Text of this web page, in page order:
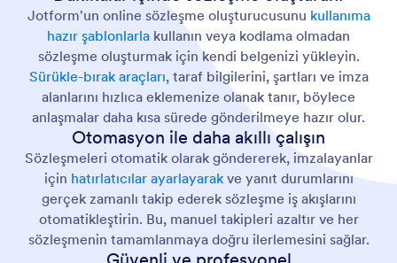
Jotform'un online sözleşme oluşturucusunu kullanıma
hazır şablonlarla kullanın veya kodlama olmadan
sözleşme oluşturmak için kendi belgenizi yükleyin.
Sürükle-bırak araçları, taraf bilgilerini, şartları ve imza
alanlarını hızlıca eklemenize olanak tanır, böylece
anlaşmalar daha kısa sürede gönderilmeye hazır olur.
Otomasyon ile daha akıllı çalışın
Sözleşmeleri otomatik olarak göndererek, imzalayanlar
için hatırlatıcılar ayarlayarakve yanıt durumlarını
gerçek zamanlı takip ederek sözleşme iş akışlarını
otomatikleştirin. Bu, manuel takipleri azaltır ve her
sözleşmenin tamamlanmaya doğru ilerlemesini sağlar.